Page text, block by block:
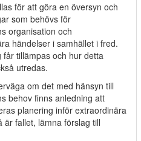
för att göra en översyn och
som behövs för
organisation och
händelser i samhället i fred.
tillämpas och hur detta
utredas.
om det med hänsyn till
behov finns anledning att
planering inför extraordinära
är fallet, lämna förslag till